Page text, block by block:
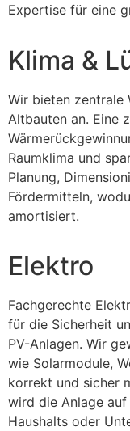
Expertise für eine
Klima &
Wir bieten zentrale
Altbauten an. Eine
Raumklima und
Planung,
Fördermitteln,
amortisiert.
Elektro
Fachgerechte
für die Sicherheit
PV-Anlagen. Wir
wie Solarmodule,
korrekt und sicher
wird die Anlage
Haushalts oder